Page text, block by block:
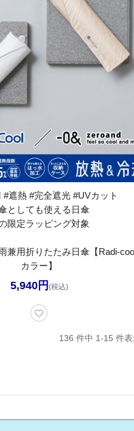
#遮熱 #完全遮光 #UVカット
としても使える日傘
限定ラッピング対象
兼用折りたたみ日傘【Radi-
カラー】
5,940円 (税込)
136 件中 1-15 件